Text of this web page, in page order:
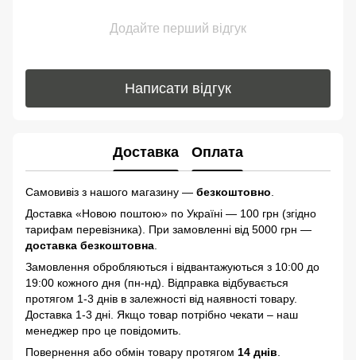
Додайте перший відгук
Написати відгук
Доставка Оплата
Самовивіз з нашого магазину — безкоштовно
Доставка «Новою поштою» по Україні — 100 грн (згідно
тарифам перевізника). При замовленні від 5000 грн —
доставка безкоштовна
Замовлення обробляються і відвантажуються з 10:00 до
19:00 кожного дня (пн-нд). Відправка відбувається
протягом 1-3 днів в залежності від наявності товару.
Доставка 1-3 дні. Якщо товар потрібно чекати – наш
менеджер про це повідомить.
Повернення або обмін товару протягом 14 днів